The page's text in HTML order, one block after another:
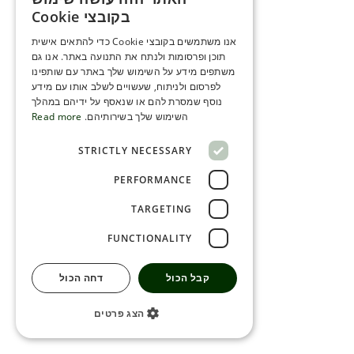
ENGLISH
SERBIA
HEBREW
RUSSIAN
SERBIAN-2
בקובצי Cookie
אנו משתמשים בקובצי Cookie כדי להתאים אישית
תוכן ופרסומות ולנתח את התנועה באתר. אנו גם
משתפים מידע על השימוש שלך באתר עם שותפינו
לפרסום ולניתוח, שעשויים לשלב אותו עם מידע
נוסף שמסרת להם או שנאסף על ידיהם במהלך
השימוש שלך בשירותיהם. Read more
STRICTLY NECESSARY
PERFORMANCE
TARGETING
FUNCTIONALITY
קבל הכול דחה הכול
הצג פרטים